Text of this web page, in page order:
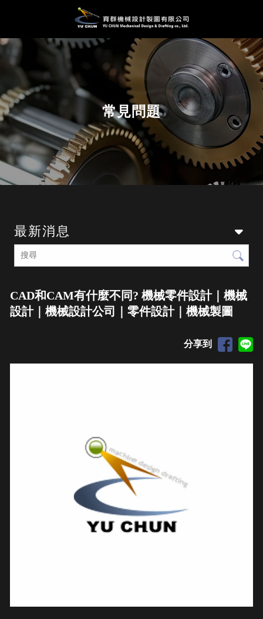
常見問題
最新消息
CAD和CAM有什麼不同? 機械零件設計｜機械
設計｜機械設計公司｜零件設計｜機械製圖
分享到